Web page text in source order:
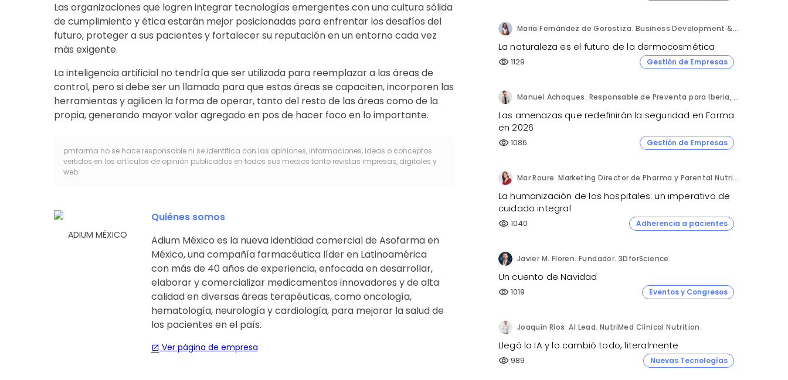
Las organizaciones que logren integrar tecnologías emergentes con una cultura sólida
de cumplimiento y ética estarán mejor posicionadas para enfrentar los desafíos del
futuro, proteger a sus pacientes y fortalecer su reputación en un entorno cada vez
más exigente.
La inteligencia artificial no tendría que ser utilizada para reemplazar a las áreas de
control, pero si debe ser un llamado para que estas áreas se capaciten, incorporen las
herramientas y agilicen la forma de operar, tanto del resto de las áreas como de la
propia, generando mayor valor agregado en pos de hacer foco en lo importante.
pmfarma no se hace responsable ni se identifica con las opiniones, informaciones, ideas o conceptos
vertidos en los artículos de opinión publicados en todos sus medios tanto revistas impresas, digitales y
web.
ADIUM MÉXICO
Quiénes somos
Adium México es la nueva identidad comercial de Asofarma en
México, una compañía farmacéutica líder en Latinoamérica
con más de 40 años de experiencia, enfocada en desarrollar,
elaborar y comercializar medicamentos innovadores y de alta
calidad en diversas áreas terapéuticas, como oncología,
hematología, neurología y cardiología, para mejorar la salud de
los pacientes en el país.
open_in_new Ver página de empresa
María Fernández de Gorostiza. Business Development & Sustainable Transformation Director. L'Oréal Dermatological Beauty.
La naturaleza es el futuro de la dermocosmética
visibility 1129 Gestión de Empresas
Manuel Achaques. Responsable de Preventa para Iberia, Italia y Latinoamérica. Hornetsecurity.
Las amenazas que redefinirán la seguridad en Farma
en 2026
visibility 1086 Gestión de Empresas
Mar Roure. Marketing Director de Pharma y Parental Nutrition. Fresenius Kabi España.
La humanización de los hospitales: un imperativo de
cuidado integral
visibility 1040 Adherencia a pacientes
Javier M. Floren. Fundador. 3DforScience.
Un cuento de Navidad
visibility 1019 Eventos y Congresos
Joaquín Ríos. AI Lead. NutriMed Clinical Nutrition.
Llegó la IA y lo cambió todo, literalmente
visibility 989 Nuevas Tecnologías